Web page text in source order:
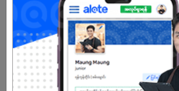
Already Expired
Don't have an account?
REGISTER NOW!